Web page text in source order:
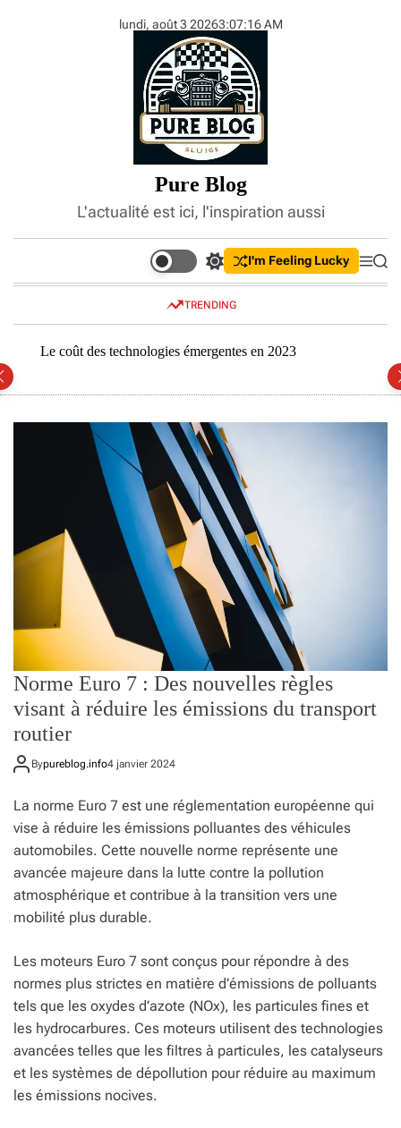
lundi, août 3 20263:07:17 AM
Pure Blog
L'actualité est ici, l'inspiration aussi
S
w
t
c
h
c
m
o
d
I'm Feeling Lucky
M
e
S
e
c
TRENDING
Le coût des technologies émergentes en 2023
Norme Euro 7 : Des nouvelles règles
visant à réduire les émissions du transport
routier
Bypureblog.info4 janvier 2024
La norme Euro 7 est une réglementation européenne qui
vise à réduire les émissions polluantes des véhicules
automobiles. Cette nouvelle norme représente une
avancée majeure dans la lutte contre la pollution
atmosphérique et contribue à la transition vers une
mobilité plus durable.
Les moteurs Euro 7 sont conçus pour répondre à des
normes plus strictes en matière d’émissions de polluants
tels que les oxydes d’azote (NOx), les particules fines et
les hydrocarbures. Ces moteurs utilisent des technologies
avancées telles que les filtres à particules, les catalyseurs
et les systèmes de dépollution pour réduire au maximum
les émissions nocives.